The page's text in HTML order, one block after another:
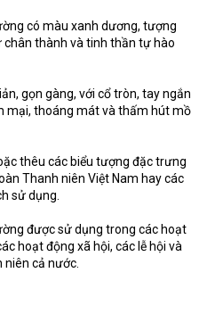
có màu xanh dương, tượng
thành và tinh thần tự hào
gọn gàng, với cổ tròn, tay ngắn
mại, thoáng mát và thấm hút mồ
thêu các biểu tượng đặc trưng
Thanh niên Việt Nam hay các
sử dụng.
được sử dụng trong các hoạt
hoạt động xã hội, các lễ hội và
niên cả nước.